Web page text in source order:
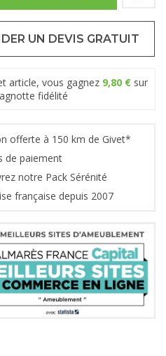
UN DEVIS GRATUIT
article, vous gagnez 9,80 € sur
fidélité
offerte à 150 km de Givet*
de paiement
notre Pack Sérénité
française depuis 2007